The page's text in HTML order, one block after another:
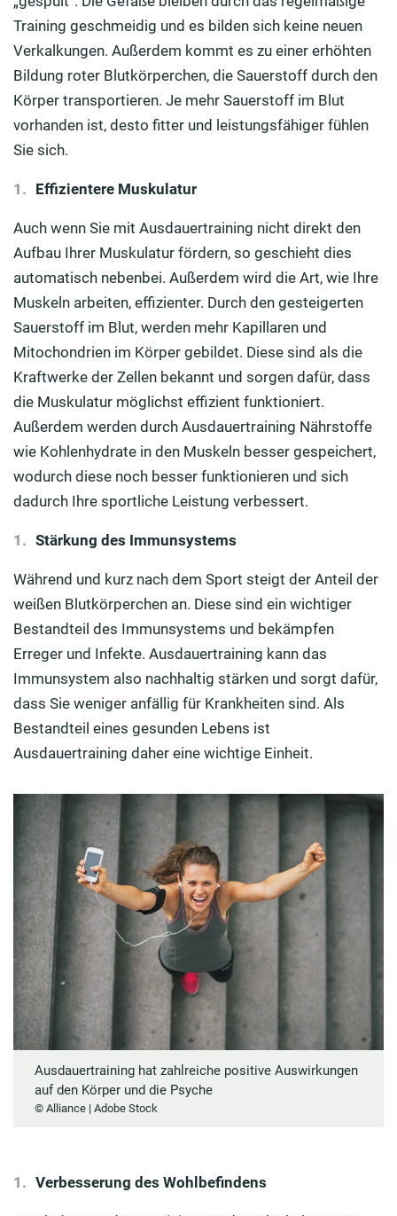
Training geschmeidig und es bilden sich keine neuen
Verkalkungen. Außerdem kommt es zu einer erhöhten
Bildung roter Blutkörperchen, die Sauerstoff durch den
Körper transportieren. Je mehr Sauerstoff im Blut
vorhanden ist, desto fitter und leistungsfähiger fühlen
Sie sich.
Effizientere Muskulatur
Auch wenn Sie mit Ausdauertraining nicht direkt den
Aufbau Ihrer Muskulatur fördern, so geschieht dies
automatisch nebenbei. Außerdem wird die Art, wie Ihre
Muskeln arbeiten, effizienter. Durch den gesteigerten
Sauerstoff im Blut, werden mehr Kapillaren und
Mitochondrien im Körper gebildet. Diese sind als die
Kraftwerke der Zellen bekannt und sorgen dafür, dass
die Muskulatur möglichst effizient funktioniert.
Außerdem werden durch Ausdauertraining Nährstoffe
wie Kohlenhydrate in den Muskeln besser gespeichert,
wodurch diese noch besser funktionieren und sich
dadurch Ihre sportliche Leistung verbessert.
Stärkung des Immunsystems
Während und kurz nach dem Sport steigt der Anteil der
weißen Blutkörperchen an. Diese sind ein wichtiger
Bestandteil des Immunsystems und bekämpfen
Erreger und Infekte. Ausdauertraining kann das
Immunsystem also nachhaltig stärken und sorgt dafür,
dass Sie weniger anfällig für Krankheiten sind. Als
Bestandteil eines gesunden Lebens ist
Ausdauertraining daher eine wichtige Einheit.
Ausdauertraining hat zahlreiche positive Auswirkungen
auf den Körper und die Psyche
© Alliance | Adobe Stock
Verbesserung des Wohlbefindens